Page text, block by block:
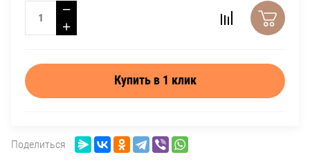
−
+
Купить в 1 клик
Поделиться